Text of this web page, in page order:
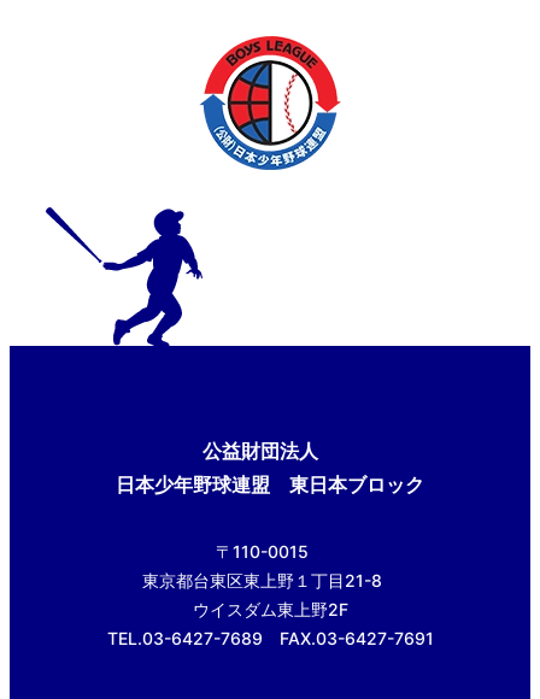
公益財団法人
日本少年野球連盟 東日本ブロック
〒110-0015
東京都台東区東上野１丁目21-8
ウイスダム東上野2F
TEL.03-6427-7689 FAX.03-6427-7691